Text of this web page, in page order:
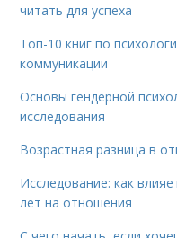
читать для успеха
Топ-10 книг по
коммуникации
Основы гендерной
исследования
Возрастная разница в
Исследование: как
лет на отношения